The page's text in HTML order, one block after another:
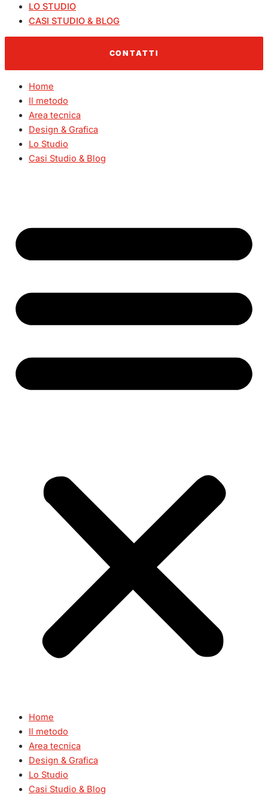
LO STUDIO
CASI STUDIO & BLOG
CONTATTI
Home
Il metodo
Area tecnica
Design & Grafica
Lo Studio
Casi Studio & Blog
Home
Il metodo
Area tecnica
Design & Grafica
Lo Studio
Casi Studio & Blog